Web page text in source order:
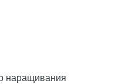
наращивания